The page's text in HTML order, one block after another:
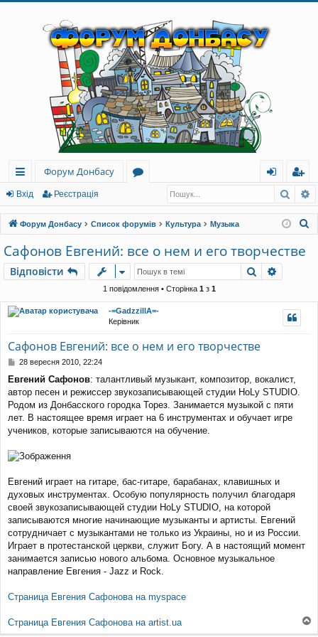
ви
дк
и
й
до
ст
Форум Донбасу
ру
м
и
д
еє
ст
ра
ці
Вхід Реєстрація
Форум Донбасу Список форумів Культура Музыка
Сафонов Евгений: все о нем и его творчестве
Відповісти Пошук
1 повідомлення • Сторінка 1з 1
-=GadzzillA=-
Керівник
Сафонов Евгений: все о нем и его творчестве
П
в
і
д
о
л
н
я
28 вересня 2010, 22:24
Евгений Сафонов: талантливый музыкант, композитор, вокалист,
автор песен и режиссер звукозаписывающей студии HoLy STUDIO.
Родом из Донбасского городка Торез. Занимается музыкой с пяти
лет. В настоящее время играет на 6 инструментах и обучает игре
учеников, которые записываются на обучение.
Евгений играет на гитаре, бас-гитаре, барабанах, клавишных и
духовых инструментах. Особую популярность получил благодаря
своей звукозаписывающей студии HoLy STUDIO, на которой
записываются многие начинающие музыканты и артисты. Евгений
сотрудничает с музыкантами не только из Украины, но и из России.
Играет в протестанской церкви, служит Богу. А в настоящий момент
занимается записью нового альбома. Основное музыкальное
направление Евгения - Jazz и Rock.
Страница Евгения Сафонова на myspace
Страница Евгения Сафонова на artist.ua
о